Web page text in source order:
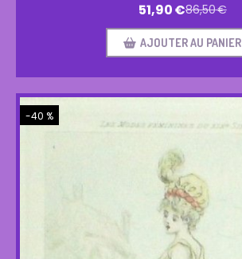
51,90€86,50€
AJOUTER AU PANIER
-40 %